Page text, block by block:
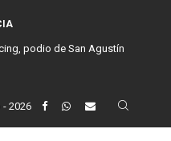
podio de San Agustín
2026